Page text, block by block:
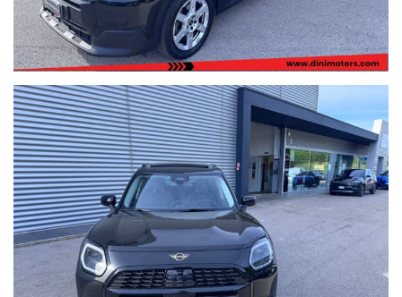
PER VISIONARE LA DISPONIBILITà COMPLETA DELLE NOSTRE
AUTO CLICCATE SOTTO ENTRANDO NELLA NOSTRA PAGINA
www.dinimotors.com
Tutti i veicoli sono in pronta consegna visionabili presso la nostra
sede principale di Sant'angelo in vado (PU)
Dini Motors è sinonimo di garanzia: siamo al vostro servizio dal
1960.
I nostri usati sono rigorosamente controllati e igienizzati prima
della consegna, sono coperti da garanzia di conformità europea
per 12 mesi, usufruibile su tutto il territorio Italiano, estendibile
fino 60 mesi (5 ANNI) con garanzie convenzionali ulteriori.
Ritiriamo o acquistiamo il tuo usato, per richiesta valutazione